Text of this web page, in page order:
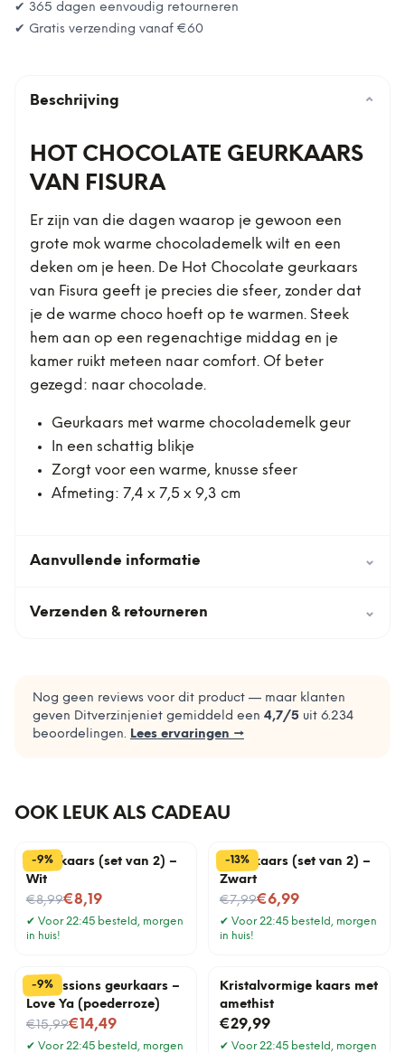
✔ 365 dagen eenvoudig retourneren
✔ Gratis verzending vanaf €60
Beschrijving ⌄
HOT CHOCOLATE GEURKAARS
VAN FISURA
Er zijn van die dagen waarop je gewoon een
grote mok warme chocolademelk wilt en een
deken om je heen. De Hot Chocolate geurkaars
van Fisura geeft je precies die sfeer, zonder dat
je de warme choco hoeft op te warmen. Steek
hem aan op een regenachtige middag en je
kamer ruikt meteen naar comfort. Of beter
gezegd: naar chocolade.
Geurkaars met warme chocolademelk geur
In een schattig blikje
Zorgt voor een warme, knusse sfeer
Afmeting: 7,4 x 7,5 x 9,3 cm
Aanvullende informatie ⌄
Verzenden & retourneren ⌄
Nog geen reviews voor dit product — maar klanten
geven Ditverzinjeniet gemiddeld een 4,7/5 uit 6.234
beoordelingen. Lees ervaringen →
OOK LEUK ALS CADEAU
-9%
Druipkaars (set van 2) –
Wit
€8,99
Nu voor€8,19
✔ Voor 22:45 besteld, morgen
in huis!
-13%
Druipkaars (set van 2) –
Zwart
€7,99
Nu voor€6,99
✔ Voor 22:45 besteld, morgen
in huis!
-9%
Impressions geurkaars –
Love Ya (poederroze)
€15,99
Nu voor€14,49
✔ Voor 22:45 besteld, morgen
Kristalvormige kaars met
amethist
€29,99
✔ Voor 22:45 besteld, morgen